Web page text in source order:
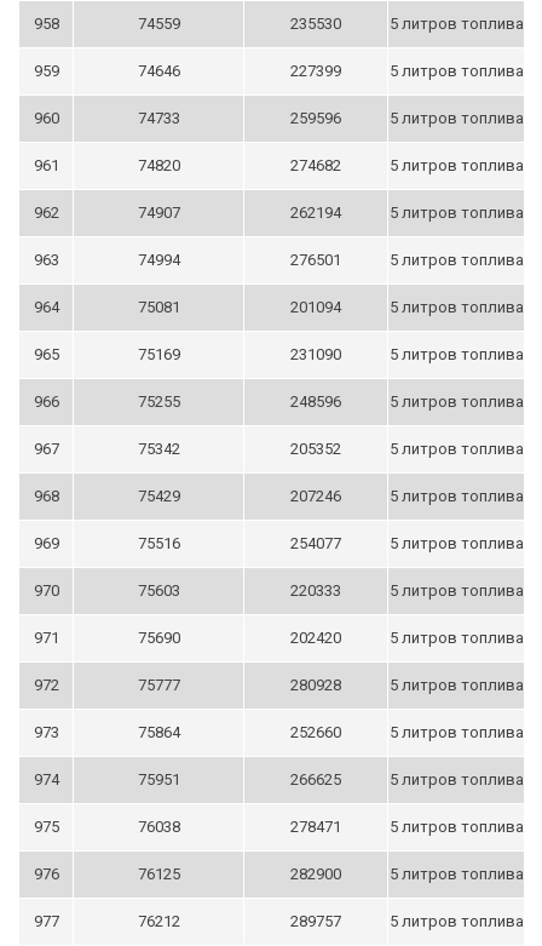
958 74559 235530 5 литров топлива
959 74646 227399 5 литров топлива
960 74733 259596 5 литров топлива
961 74820 274682 5 литров топлива
962 74907 262194 5 литров топлива
963 74994 276501 5 литров топлива
964 75081 201094 5 литров топлива
965 75169 231090 5 литров топлива
966 75255 248596 5 литров топлива
967 75342 205352 5 литров топлива
968 75429 207246 5 литров топлива
969 75516 254077 5 литров топлива
970 75603 220333 5 литров топлива
971 75690 202420 5 литров топлива
972 75777 280928 5 литров топлива
973 75864 252660 5 литров топлива
974 75951 266625 5 литров топлива
975 76038 278471 5 литров топлива
976 76125 282900 5 литров топлива
977 76212 289757 5 литров топлива